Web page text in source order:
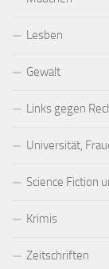
Lesben
Gewalt
Links gegen
Universität,
Science Fiction
Krimis
Zeitschriften